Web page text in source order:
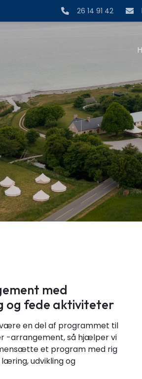
26 14 91 42
med
og fede aktiviteter
en del af programmet til
-arrangement, så hjælper vi
et program med rig
udvikling og